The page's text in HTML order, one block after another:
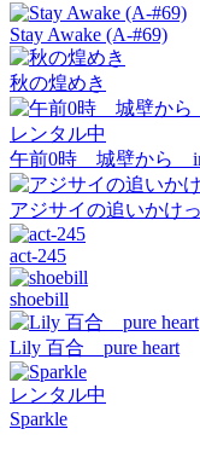
Stay Awake (A-#69)
秋の煌めき
レンタル中
午前0時 城壁から
アジサイの追いかけ
act-245
shoebill
Lily 百合 pure heart
レンタル中
Sparkle